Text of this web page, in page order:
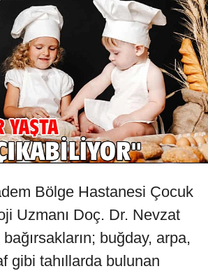
Bölge Hastanesi Çocuk
Uzmanı Doç. Dr. Nevzat
buğday, arpa,
gibi tahıllarda bulunan